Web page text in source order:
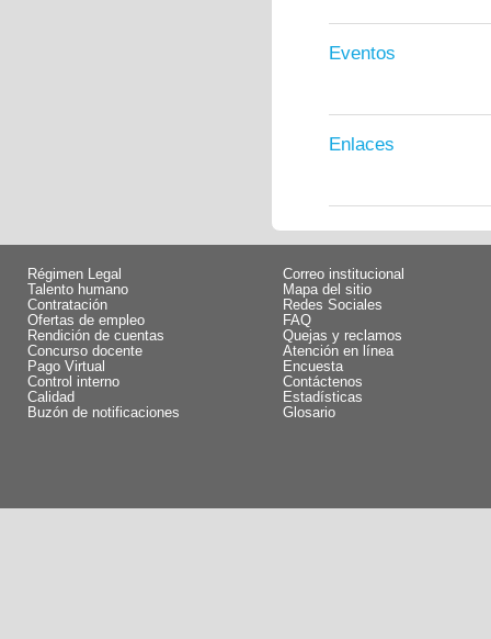
Eventos
Enlaces
Régimen Legal
Talento humano
Contratación
Ofertas de empleo
Rendición de cuentas
Concurso docente
Pago Virtual
Control interno
Calidad
Buzón de notificaciones
Correo institucional
Mapa del sitio
Redes Sociales
FAQ
Quejas y reclamos
Atención en línea
Encuesta
Contáctenos
Estadísticas
Glosario